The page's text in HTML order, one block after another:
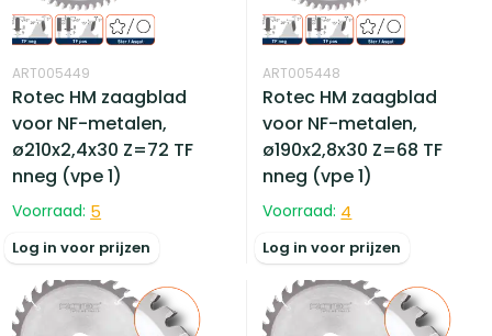
ART005449
Rotec HM zaagblad
voor NF-metalen,
ø210x2,4x30 Z=72 TF
nneg (vpe 1)
Voorraad: 5
Log in voor prijzen
ART005448
Rotec HM zaagblad
voor NF-metalen,
ø190x2,8x30 Z=68 TF
nneg (vpe 1)
Voorraad: 4
Log in voor prijzen